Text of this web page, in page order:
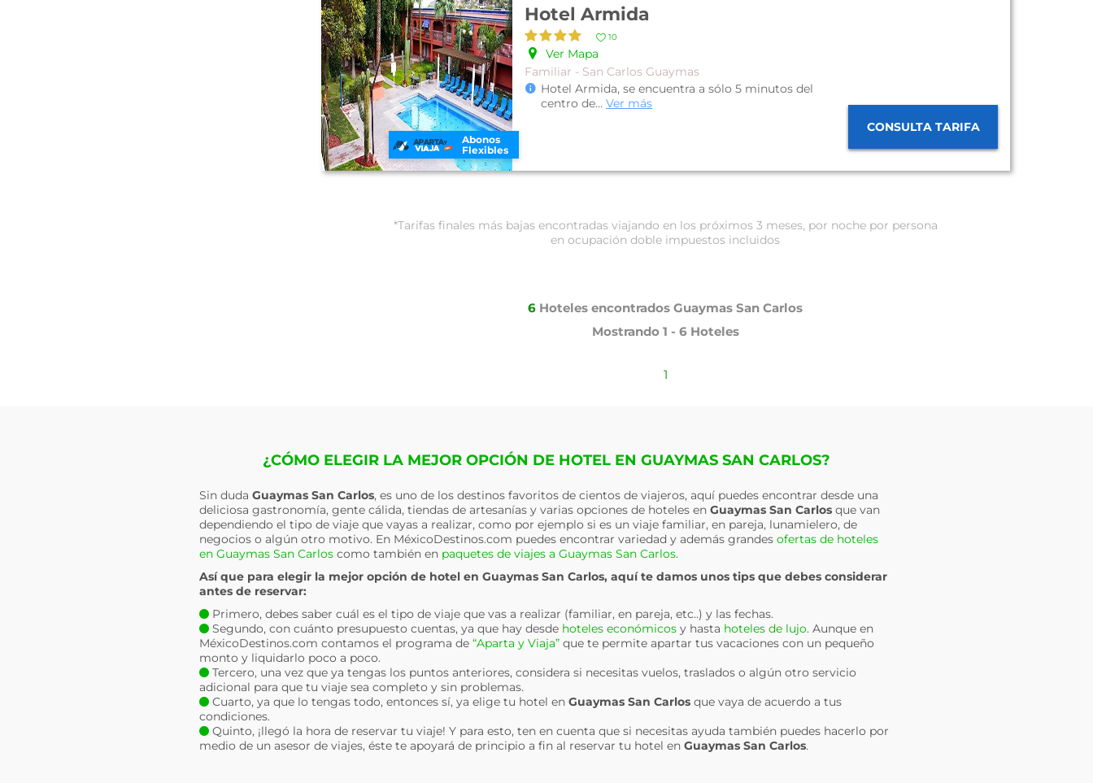
Abonos
Flexibles
Hotel Armida
10
Ver Mapa
Familiar - San Carlos Guaymas
Hotel Armida, se encuentra a sólo 5 minutos del
centro de...Ver más
CONSULTA TARIFA
*Tarifas finales más bajas encontradas viajando en los próximos 3 meses, por noche por persona
en ocupación doble impuestos incluidos
6 Hoteles encontradosGuaymas San Carlos
Mostrando 1 - 6Hoteles
1
¿CÓMO ELEGIR LA MEJOR OPCIÓN DE HOTEL EN GUAYMAS SAN CARLOS?
Sin duda Guaymas San Carlos, es uno de los destinos favoritos de cientos de viajeros, aquí puedes encontrar desde una
deliciosa gastronomía, gente cálida, tiendas de artesanías y varias opciones de hoteles en Guaymas San Carlosque van
dependiendo el tipo de viaje que vayas a realizar, como por ejemplo si es un viaje familiar, en pareja, lunamielero, de
negocios o algún otro motivo. En MéxicoDestinos.com puedes encontrar variedad y además grandes ofertas de hoteles
en Guaymas San Carloscomo también en paquetes de viajes a Guaymas San Carlos.
Así que para elegir la mejor opción de hotel en Guaymas San Carlos, aquí te damos unos tips que debes considerar
antes de reservar:
Primero, debes saber cuál es el tipo de viaje que vas a realizar (familiar, en pareja, etc..) y las fechas.
Segundo, con cuánto presupuesto cuentas, ya que hay desde hoteles económicosy hasta hoteles de lujo. Aunque en
MéxicoDestinos.com contamos el programa de “Aparta y Viaja”que te permite apartar tus vacaciones con un pequeño
monto y liquidarlo poco a poco.
Tercero, una vez que ya tengas los puntos anteriores, considera si necesitas vuelos, traslados o algún otro servicio
adicional para que tu viaje sea completo y sin problemas.
Cuarto, ya que lo tengas todo, entonces sí, ya elige tu hotel en Guaymas San Carlosque vaya de acuerdo a tus
condiciones.
Quinto, ¡llegó la hora de reservar tu viaje! Y para esto, ten en cuenta que si necesitas ayuda también puedes hacerlo por
medio de un asesor de viajes, éste te apoyará de principio a fin al reservar tu hotel en Guaymas San Carlos.